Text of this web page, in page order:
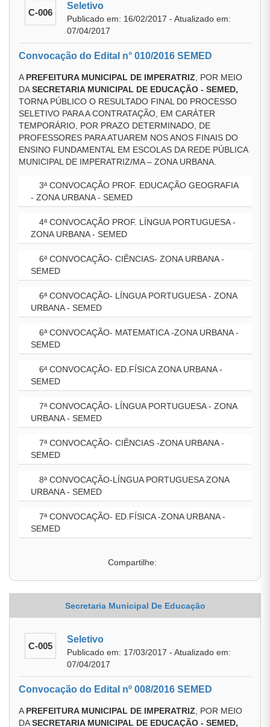
C-006
Seletivo
Publicado em: 16/02/2017 - Atualizado em:
07/04/2017
Convocação do Edital n° 010/2016 SEMED
A PREFEITURA MUNICIPAL DE IMPERATRIZ , POR MEIO
DASECRETARIA MUNICIPAL DE EDUCAÇÃO - SEMED,
TORNA PÚBLICO O RESULTADO FINAL D0 PROCESSO
SELETIVO PARA A CONTRATAÇÃO, EM CARÁTER
TEMPORÁRIO, POR PRAZO DETERMINADO, DE
PROFESSORES PARA ATUAREM NOS ANOS FINAIS DO
ENSINO FUNDAMENTAL EM ESCOLAS DA REDE PÚBLICA
MUNICIPAL DE IMPERATRIZ/MA – ZONA URBANA.
3ª CONVOCAÇÃO PROF. EDUCAÇÃO GEOGRAFIA
- ZONA URBANA - SEMED
4ª CONVOCAÇÃO PROF. LÍNGUA PORTUGUESA -
ZONA URBANA - SEMED
6ª CONVOCAÇÃO- CIÊNCIAS- ZONA URBANA -
SEMED
6ª CONVOCAÇÃO- LÍNGUA PORTUGUESA - ZONA
URBANA - SEMED
6ª CONVOCAÇÃO- MATEMATICA -ZONA URBANA -
SEMED
6ª CONVOCAÇÃO- ED.FÍSICA ZONA URBANA -
SEMED
7ª CONVOCAÇÃO- LÍNGUA PORTUGUESA - ZONA
URBANA - SEMED
7ª CONVOCAÇÃO- CIÊNCIAS -ZONA URBANA -
SEMED
8ª CONVOCAÇÃO-LÍNGUA PORTUGUESA ZONA
URBANA - SEMED
7ª CONVOCAÇÃO- ED.FÍSICA -ZONA URBANA -
SEMED
Compartilhe:
Secretaria Municipal De Educação
C-005
Seletivo
Publicado em: 17/03/2017 - Atualizado em:
07/04/2017
Convocação do Edital nº 008/2016 SEMED
A PREFEITURA MUNICIPAL DE IMPERATRIZ , POR MEIO
DASECRETARIA MUNICIPAL DE EDUCAÇÃO - SEMED,